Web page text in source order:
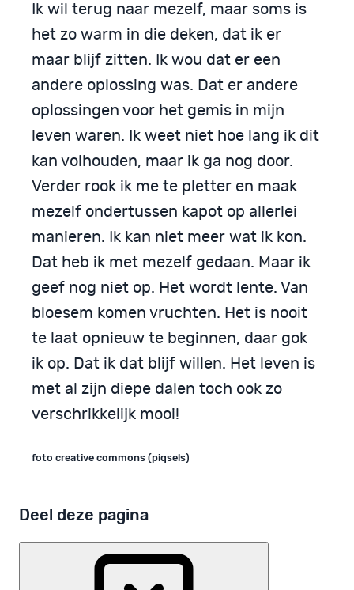
Ik wil terug naar mezelf, maar soms is
het zo warm in die deken, dat ik er
maar blijf zitten. Ik wou dat er een
andere oplossing was. Dat er andere
oplossingen voor het gemis in mijn
leven waren. Ik weet niet hoe lang ik dit
kan volhouden, maar ik ga nog door.
Verder rook ik me te pletter en maak
mezelf ondertussen kapot op allerlei
manieren. Ik kan niet meer wat ik kon.
Dat heb ik met mezelf gedaan. Maar ik
geef nog niet op. Het wordt lente. Van
bloesem komen vruchten. Het is nooit
te laat opnieuw te beginnen, daar gok
ik op. Dat ik dat blijf willen. Het leven is
met al zijn diepe dalen toch ook zo
verschrikkelijk mooi!
foto creative commons (piqsels)
Deel deze pagina